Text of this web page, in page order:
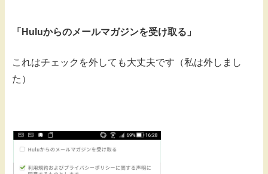
「Huluからのメールマガジンを受け取る」
これはチェックを外しても大丈夫です（私は外しまし
た）